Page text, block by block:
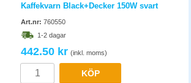
Kaffekvarn Black+Decker 150W svart
Art.nr: 760550
1-2 dagar
442.50 kr (inkl. moms)
KÖP